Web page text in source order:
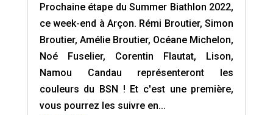
Prochaine étape du Summer Biathlon 2022,
ce week-end à Arçon. Rémi Broutier, Simon
Broutier, Amélie Broutier, Océane Michelon,
Noé Fuselier, Corentin Flautat, Lison,
Namou Candau représenteront les
couleurs du BSN ! Et c'est une première,
vous pourrez les suivre en...